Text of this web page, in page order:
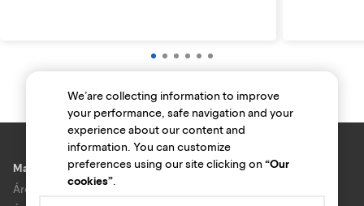
Marcas e lojas
Área do anunciante
We’are collecting information to improve
your performance, safe navigation and your
experience about our content and
information. You can customize
preferences using our site clicking on“Our
cookies”.